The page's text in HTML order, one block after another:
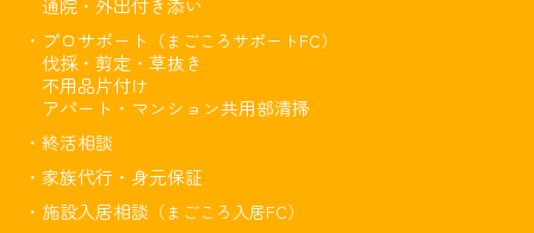
・プロサポート （まごころサポートFC）
伐採・剪定・草抜き
不用品片付け
アパート・マンション共用部清掃
・終活相談
・家族代行・身元保証
・施設入居相談 （まごころ入居FC）